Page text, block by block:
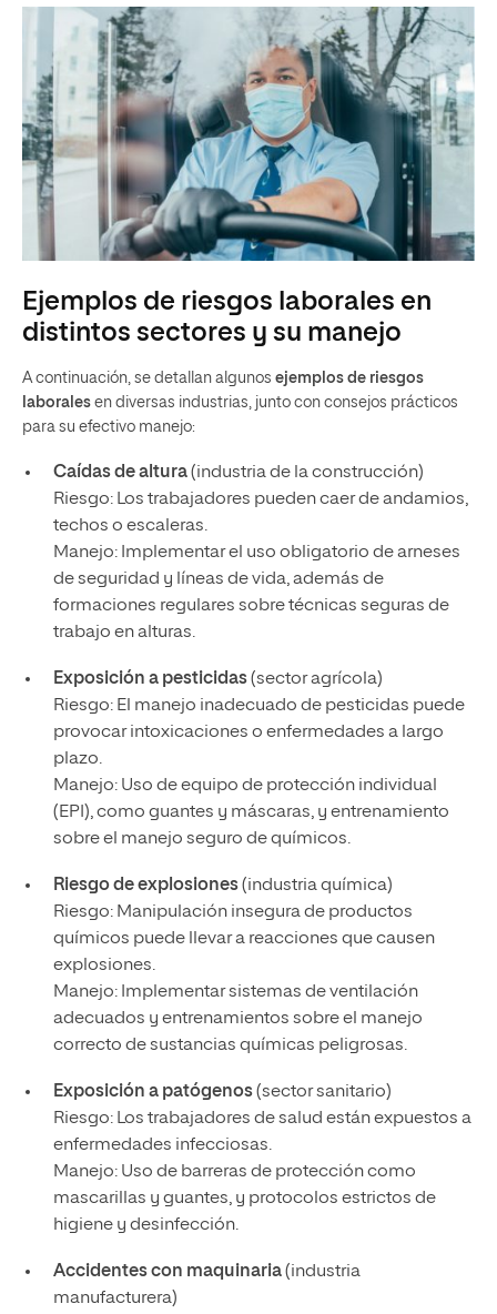
Ejemplos de riesgos laborales en
distintos sectores y su manejo
A continuación, se detallan algunos ejemplos de riesgos
laborales en diversas industrias, junto con consejos prácticos
para su efectivo manejo:
Caídas de altura(industria de la construcción)
Riesgo: Los trabajadores pueden caer de andamios,
techos o escaleras.
Manejo: Implementar el uso obligatorio de arneses
de seguridad y líneas de vida, además de
formaciones regulares sobre técnicas seguras de
trabajo en alturas.
Exposición a pesticidas(sector agrícola)
Riesgo: El manejo inadecuado de pesticidas puede
provocar intoxicaciones o enfermedades a largo
plazo.
Manejo: Uso de equipo de protección individual
(EPI), como guantes y máscaras, y entrenamiento
sobre el manejo seguro de químicos.
Riesgo de explosiones(industria química)
Riesgo: Manipulación insegura de productos
químicos puede llevar a reacciones que causen
explosiones.
Manejo: Implementar sistemas de ventilación
adecuados y entrenamientos sobre el manejo
correcto de sustancias químicas peligrosas.
Exposición a patógenos(sector sanitario)
Riesgo: Los trabajadores de salud están expuestos a
enfermedades infecciosas.
Manejo: Uso de barreras de protección como
mascarillas y guantes, y protocolos estrictos de
higiene y desinfección.
Accidentes con maquinaria(industria
manufacturera)